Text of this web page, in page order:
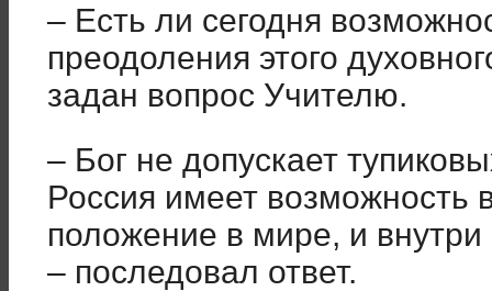
– Есть ли сегодня
преодоления этого
задан вопрос Учителю.
– Бог не допускает
Россия имеет возможность
положение в мире, и
– последовал ответ.